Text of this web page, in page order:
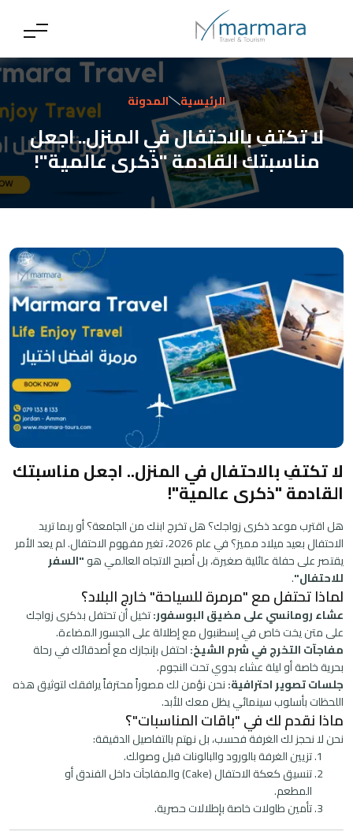
الرئيسية المدونة
لا تكتفِ بالاحتفال في المنزل.. اجعل
مناسبتك القادمة "ذكرى عالمية"!
لا تكتفِ بالاحتفال في المنزل.. اجعل مناسبتك
القادمة "ذكرى عالمية"!
هل اقترب موعد ذكرى زواجك؟ هل تخرج ابنك من الجامعة؟ أو ربما تريد
الاحتفال بعيد ميلاد مميز؟ في عام 2026، تغير مفهوم الاحتفال. لم يعد الأمر
يقتصر على حفلة عائلية صغيرة، بل أصبح الاتجاه العالمي هو"السفر
للاحتفال".
لماذا تحتفل مع "مرمرة للسياحة" خارج البلاد؟
عشاء رومانسي على مضيق البوسفور:تخيل أن تحتفل بذكرى زواجك
على متن يخت خاص في إسطنبول مع إطلالة على الجسور المضاءة.
مفاجآت التخرج في شرم الشيخ:احتفل بإنجازك مع أصدقائك في رحلة
بحرية خاصة أو ليلة عشاء بدوي تحت النجوم.
جلسات تصوير احترافية:نحن نؤمن لك مصوراً محترفاً يرافقك لتوثيق هذه
اللحظات بأسلوب سينمائي يظل معك للأبد.
ماذا نقدم لك في "باقات المناسبات"؟
نحن لا نحجز لك الغرفة فحسب، بل نهتم بالتفاصيل الدقيقة:
تزيين الغرفة بالورود والبالونات قبل وصولك.
تنسيق كعكة الاحتفال (Cake) والمفاجآت داخل الفندق أو
المطعم.
تأمين طاولات خاصة بإطلالات حصرية.